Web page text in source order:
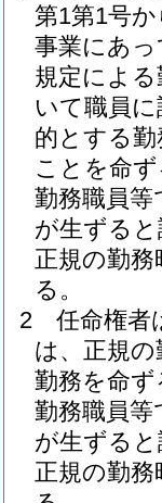
第1第1号
事業にあ
規定によ
いて職員
的とする
ことを命
勤務職員
が生ずる
正規の勤
る。
2
任命権者
は、正規
勤務を命
勤務職員
が生ずる
正規の勤